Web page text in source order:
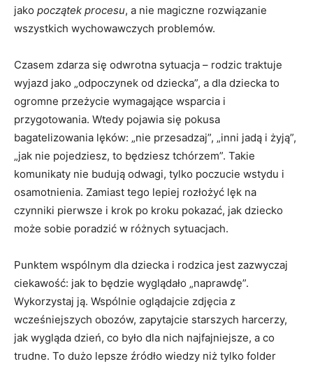
jako początek procesu, a nie magiczne rozwiązanie
wszystkich wychowawczych problemów.
Czasem zdarza się odwrotna sytuacja – rodzic traktuje
wyjazd jako „odpoczynek od dziecka”, a dla dziecka to
ogromne przeżycie wymagające wsparcia i
przygotowania. Wtedy pojawia się pokusa
bagatelizowania lęków: „nie przesadzaj”, „inni jadą i żyją”,
„jak nie pojedziesz, to będziesz tchórzem”. Takie
komunikaty nie budują odwagi, tylko poczucie wstydu i
osamotnienia. Zamiast tego lepiej rozłożyć lęk na
czynniki pierwsze i krok po kroku pokazać, jak dziecko
może sobie poradzić w różnych sytuacjach.
Punktem wspólnym dla dziecka i rodzica jest zazwyczaj
ciekawość: jak to będzie wyglądało „naprawdę”.
Wykorzystaj ją. Wspólnie oglądajcie zdjęcia z
wcześniejszych obozów, zapytajcie starszych harcerzy,
jak wygląda dzień, co było dla nich najfajniejsze, a co
trudne. To dużo lepsze źródło wiedzy niż tylko folder